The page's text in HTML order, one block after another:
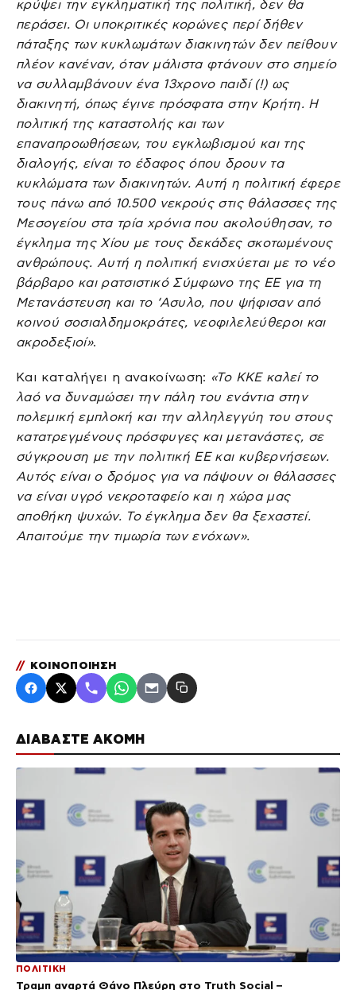
ΔΙΑΒΑΣΤΕ ΑΚΟΜΗ
ΠΟΛΙΤΙΚΗ
Τραμπ αναρτά Θάνο Πλεύρη στο Truth Social –
κρύψει την εγκληματική της πολιτική, δεν θα
περάσει. Οι υποκριτικές κορώνες περί δήθεν
πάταξης των κυκλωμάτων διακινητών δεν πείθουν
πλέον κανέναν, όταν μάλιστα φτάνουν στο σημείο
να συλλαμβάνουν ένα 13χρονο παιδί (!) ως
διακινητή, όπως έγινε πρόσφατα στην Κρήτη. Η
πολιτική της καταστολής και των
επαναπροωθήσεων, του εγκλωβισμού και της
διαλογής, είναι το έδαφος όπου δρουν τα
κυκλώματα των διακινητών. Αυτή η πολιτική έφερε
τους πάνω από 10.500 νεκρούς στις θάλασσες της
Μεσογείου στα τρία χρόνια που ακολούθησαν, το
έγκλημα της Χίου με τους δεκάδες σκοτωμένους
ανθρώπους. Αυτή η πολιτική ενισχύεται με το νέο
βάρβαρο και ρατσιστικό Σύμφωνο της ΕΕ για τη
Μετανάστευση και το ‘Ασυλο, που ψήφισαν από
κοινού σοσιαλδημοκράτες, νεοφιλελεύθεροι και
ακροδεξιοί».
Και καταλήγει η ανακοίνωση: «Το ΚΚΕ καλεί το
λαό να δυναμώσει την πάλη του ενάντια στην
πολεμική εμπλοκή και την αλληλεγγύη του στους
κατατρεγμένους πρόσφυγες και μετανάστες, σε
σύγκρουση με την πολιτική ΕΕ και κυβερνήσεων.
Αυτός είναι ο δρόμος για να πάψουν οι θάλασσες
να είναι υγρό νεκροταφείο και η χώρα μας
αποθήκη ψυχών. Το έγκλημα δεν θα ξεχαστεί.
Απαιτούμε την τιμωρία των ενόχων».
// ΚΟΙΝΟΠΟΙΗΣΗ